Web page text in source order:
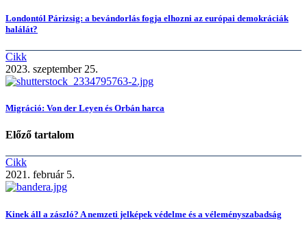
Londontól Párizsig: a bevándorlás fogja elhozni az európai demokráciák
halálát?
Cikk
2023. szeptember 25.
Migráció: Von der Leyen és Orbán harca
Előző tartalom
Cikk
2021. február 5.
Kinek áll a zászló? A nemzeti jelképek védelme és a véleményszabadság